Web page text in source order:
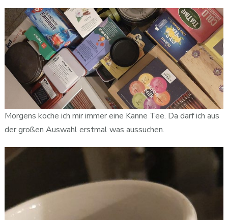
2025
Morgens koche ich mir immer eine Kanne Tee. Da darf ich aus
der großen Auswahl erstmal was aussuchen.